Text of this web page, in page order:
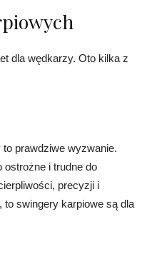
dla wędkarzy. Oto kilka z
prawdziwe wyzwanie.
ostrożne i trudne do
precyzji i
swingery karpiowe są dla